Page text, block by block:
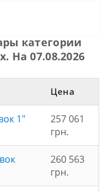
категории
На 07.08.2026
Цена
1"
257 061
грн.
260 563
грн.